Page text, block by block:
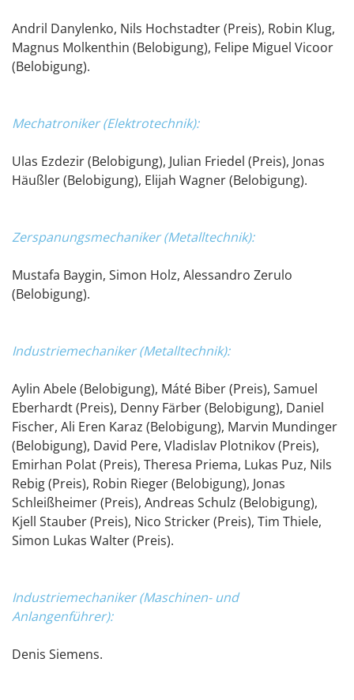
Andril Danylenko, Nils Hochstadter (Preis), Robin Klug,
Magnus Molkenthin (Belobigung), Felipe Miguel Vicoor
(Belobigung).
Mechatroniker (Elektrotechnik):
Ulas Ezdezir (Belobigung), Julian Friedel (Preis), Jonas
Häußler (Belobigung), Elijah Wagner (Belobigung).
Zerspanungsmechaniker (Metalltechnik):
Mustafa Baygin, Simon Holz, Alessandro Zerulo
(Belobigung).
Industriemechaniker (Metalltechnik):
Aylin Abele (Belobigung), Máté Biber (Preis), Samuel
Eberhardt (Preis), Denny Färber (Belobigung), Daniel
Fischer, Ali Eren Karaz (Belobigung), Marvin Mundinger
(Belobigung), David Pere, Vladislav Plotnikov (Preis),
Emirhan Polat (Preis), Theresa Priema, Lukas Puz, Nils
Rebig (Preis), Robin Rieger (Belobigung), Jonas
Schleißheimer (Preis), Andreas Schulz (Belobigung),
Kjell Stauber (Preis), Nico Stricker (Preis), Tim Thiele,
Simon Lukas Walter (Preis).
Industriemechaniker (Maschinen- und
Anlangenführer):
Denis Siemens.